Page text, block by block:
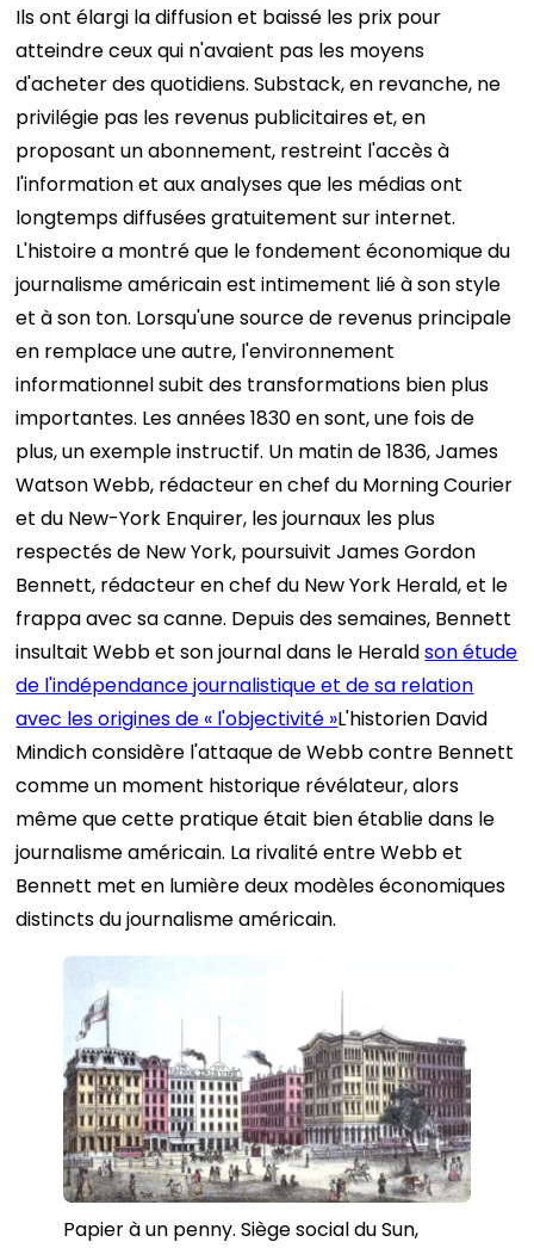
Ils ont élargi la diffusion et baissé les prix pour
atteindre ceux qui n'avaient pas les moyens
d'acheter des quotidiens. Substack, en revanche, ne
privilégie pas les revenus publicitaires et, en
proposant un abonnement, restreint l'accès à
l'information et aux analyses que les médias ont
longtemps diffusées gratuitement sur internet.
L'histoire a montré que le fondement économique du
journalisme américain est intimement lié à son style
et à son ton. Lorsqu'une source de revenus principale
en remplace une autre, l'environnement
informationnel subit des transformations bien plus
importantes. Les années 1830 en sont, une fois de
plus, un exemple instructif. Un matin de 1836, James
Watson Webb, rédacteur en chef du Morning Courier
et du New-York Enquirer, les journaux les plus
respectés de New York, poursuivit James Gordon
Bennett, rédacteur en chef du New York Herald, et le
frappa avec sa canne. Depuis des semaines, Bennett
insultait Webb et son journal dans le Heraldson étude
de l'indépendance journalistique et de sa relation
avec les origines de « l'objectivité »L'historien David
Mindich considère l'attaque de Webb contre Bennett
comme un moment historique révélateur, alors
même que cette pratique était bien établie dans le
journalisme américain. La rivalité entre Webb et
Bennett met en lumière deux modèles économiques
distincts du journalisme américain.
Papier à un penny. Siège social du Sun,